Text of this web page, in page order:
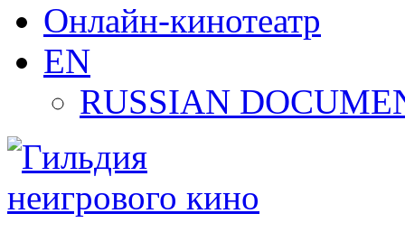
Онлайн-кинотеатр
EN
RUSSIAN